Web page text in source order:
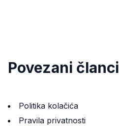
Povezani članci
Politika kolačića
Pravila privatnosti